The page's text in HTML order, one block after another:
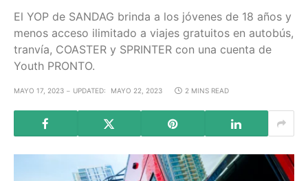
El YOP de SANDAG brinda a los jóvenes de 18 años y
menos acceso ilimitado a viajes gratuitos en autobús,
tranvía, COASTER y SPRINTER con una cuenta de
Youth PRONTO.
MAYO 17, 2023 UPDATED: MAYO 22, 2023 2 MINS READ